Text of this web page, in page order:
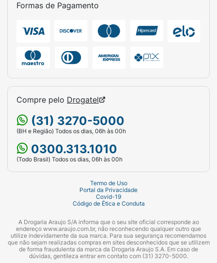
Formas de Pagamento
Compre pelo Drogatel
(31) 3270-5000
(BH e Região) Todos os dias, 06h às 00h
0300.313.1010
(Todo Brasil) Todos os dias, 06h às 00h
Termo de Uso
Portal da Privacidade
Covid-19
Código de Ética e Conduta
A Drogaria Araujo S/A informa que o seu site oficial corresponde ao
endereço www.araujo.com.br, não reconhecendo qualquer outro que
utilize indevidamente da sua marca. Para sua segurança recomendamos
que não sejam realizadas compras em sites desconhecidos que se utilizem
de forma fraudulenta da marca da Drogaria Araujo S.A. Em caso de
dúvidas, gentileza entrar em contato com (31) 3270-5000.